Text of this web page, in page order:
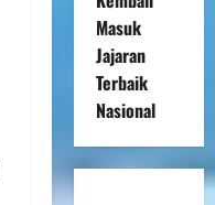
Masuk
Jajaran
Terbaik
Nasional